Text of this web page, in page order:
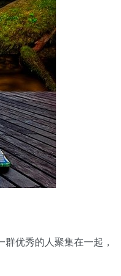
优秀的人聚集在一起，